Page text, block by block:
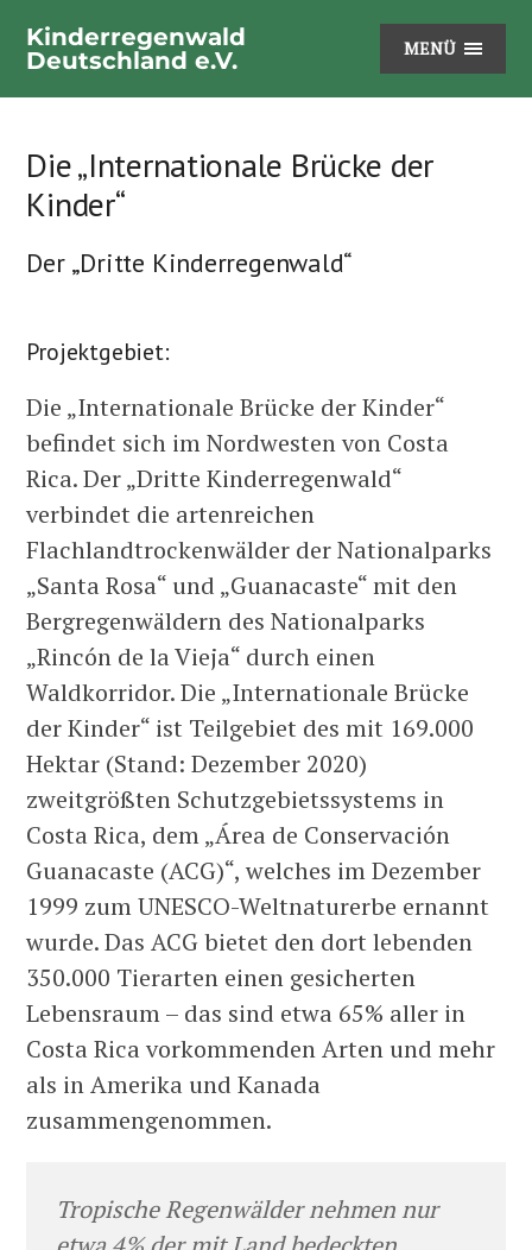
Kinderregenwald
Deutschland e.V.
MENÜ
Die „Internationale Brücke der
Kinder“
Der „Dritte Kinderregenwald“
Projektgebiet:
Die „Internationale Brücke der Kinder“
befindet sich im Nordwesten von Costa
Rica. Der „Dritte Kinderregenwald“
verbindet die artenreichen
Flachlandtrockenwälder der Nationalparks
„Santa Rosa“ und „Guanacaste“ mit den
Bergregenwäldern des Nationalparks
„Rincón de la Vieja“ durch einen
Waldkorridor. Die „Internationale Brücke
der Kinder“ ist Teilgebiet des mit 169.000
Hektar (Stand: Dezember 2020)
zweitgrößten Schutzgebietssystems in
Costa Rica, dem „Área de Conservación
Guanacaste (ACG)“, welches im Dezember
1999 zum UNESCO-Weltnaturerbe ernannt
wurde. Das ACG bietet den dort lebenden
350.000 Tierarten einen gesicherten
Lebensraum – das sind etwa 65% aller in
Costa Rica vorkommenden Arten und mehr
als in Amerika und Kanada
zusammengenommen.
Tropische Regenwälder nehmen nur